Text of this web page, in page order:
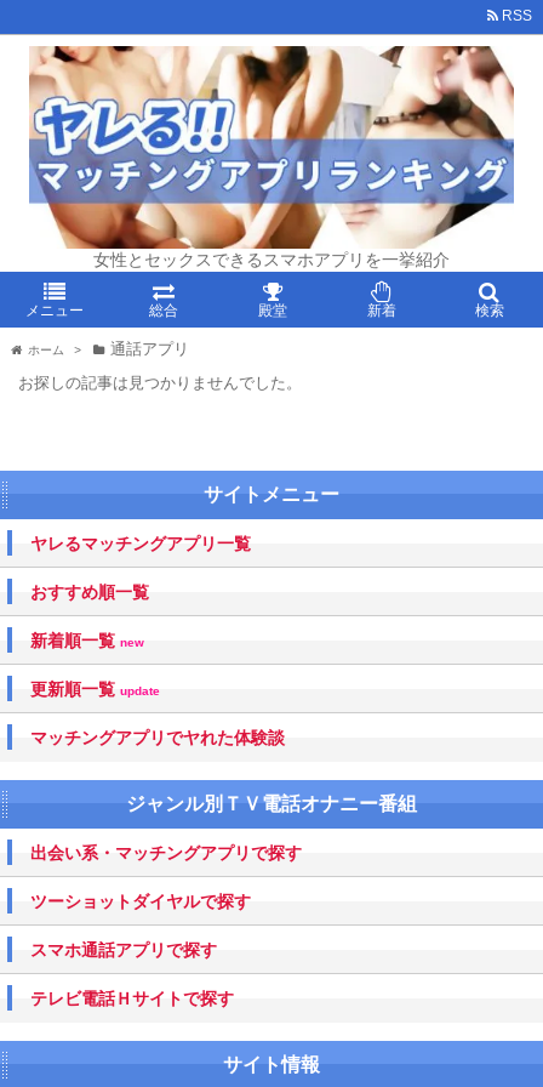
女性とセックスできるスマホアプリを一挙紹介
メニュー 総合 殿堂 新着 検索
RSS
ホーム >
通話アプリ
お探しの記事は見つかりませんでした。
サイトメニュー
ヤレるマッチングアプリ一覧
おすすめ順一覧
新着順一覧 new
更新順一覧 update
マッチングアプリでヤれた体験談
ジャンル別ＴＶ電話オナニー番組
出会い系・マッチングアプリで探す
ツーショットダイヤルで探す
スマホ通話アプリで探す
テレビ電話Ｈサイトで探す
サイト情報